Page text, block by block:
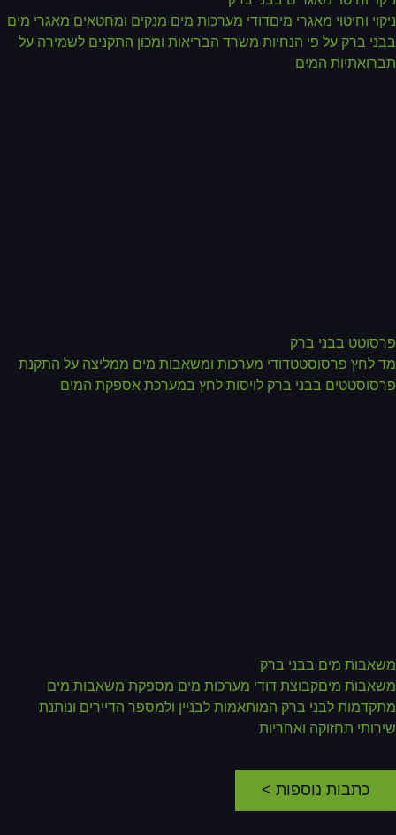
וחיטוי מאגרי מיםדודי מערכות מים מנקים ומחטאים מאגרי מים
ברק על פי הנחיות משרד הבריאות ומכון התקנים לשמירה על
המים
בבני ברק
לחץ פרסוסטטדודי מערכות ומשאבות מים ממליצה על התקנת
בבני ברק לויסות לחץ במערכת אספקת המים
מים בבני ברק
מיםקבוצת דודי מערכות מים מספקת משאבות מים
לבני ברק המותאמות לבניין ולמספר הדיירים ונותנת
תחזוקה ואחריות
כתבות נוספות >